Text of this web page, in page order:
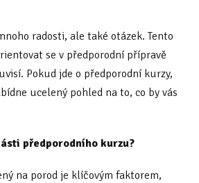
radosti, ale také otázek. Tento
se v předporodní přípravě
Pokud jde o předporodní kurzy,
ucelený pohled na to, co by vás
předporodního kurzu?
na porod je klíčovým faktorem,